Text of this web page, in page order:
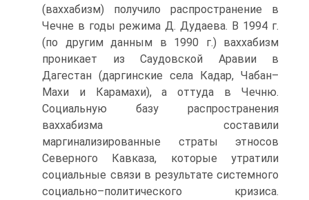
(ваххабизм) получило распространение в
Чечне в годы режима Д. Дудаева. В 1994 г.
(по другим данным в 1990 г.) ваххабизм
проникает из Саудовской Аравии в
Дагестан (даргинские села Кадар, Чабан–
Махи и Карамахи), а оттуда в Чечню.
Социальную базу распространения
ваххабизма составили
маргинализированные страты этносов
Северного Кавказа, которые утратили
социальные связи в результате системного
социально–политического кризиса.